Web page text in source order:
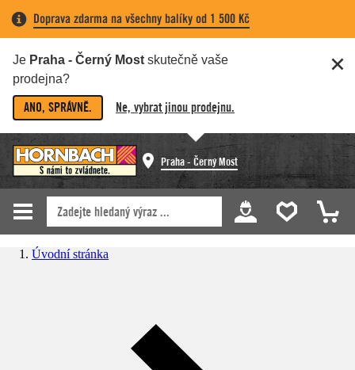
Doprava zdarma na všechny balíky od 1 500 Kč
Je Praha - Černý Most skutečně vaše
prodejna?
ANO, SPRÁVNĚ. Ne, vybrat jinou prodejnu.
Praha - Černý Most
Úvodní stránka